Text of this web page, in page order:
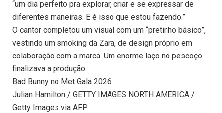
“um dia perfeito pra explorar, criar e se expressar de
diferentes maneiras. E é isso que estou fazendo.”
O cantor completou um visual com um “pretinho básico”,
vestindo um smoking da Zara, de design próprio em
colaboração com a marca. Um enorme laço no pescoço
finalizava a produção.
Bad Bunny no Met Gala 2026
Julian Hamilton / GETTY IMAGES NORTH AMERICA /
Getty Images via AFP